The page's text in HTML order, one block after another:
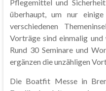
Pflegemittel und
überhaupt, um nur
verschiedenen
Vorträge sind einmalig und
Rund 30 Seminare und
ergänzen die unzähligen
Die Boatfit Messe in